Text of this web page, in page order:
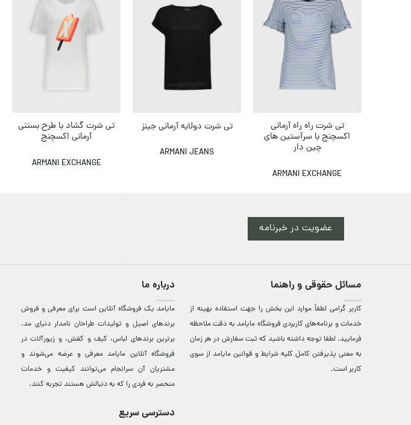
تی شرت گشاد با طرح بستنی
آرمانی اکسچنج
ARMANI EXCHANGE
تی شرت راه راه آرمانی
اکسچنج با سرآستین های
چین دار
ARMANI EXCHANGE
تی شرت دولایه آرمانی جینز
ARMANI JEANS
عضویت در خبرنامه
مسائل حقوقی و راهنما
کاربر گرامی لطفاً موارد این بخش را جهت استفاده بهینه از
خدمات و برنامه‌‏های کاربردی فروشگاه مایامد به دقت ملاحظه
فرمایید. لطفا توجه داشته باشید که ثبت سفارش در هر زمان
به معنی پذیرفتن کامل کلیه شرایط و قوانین مایامد از سوی
کاربر است.
درباره ما
مایامد يک فروشگاه آنلاين است برای معرفی و فروش
برندهای اصيل و توليدات طراحان نامدار دنيای مد.
برترين‌ برندهای لباس، کيف و کفش، و زيورآلات در
فروشگاه آنلاين مایامد معرفی و عرضه می‌شوند و
مشتريان آن سرانجام می‌توانند کيفيت و خدمات
منحصر به فردی را که به دنبالش هستند تجربه کنند.
دسترسی سریع